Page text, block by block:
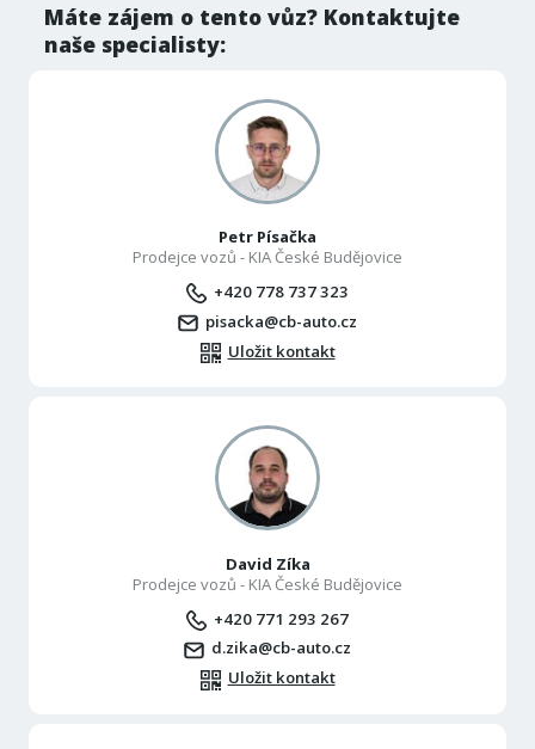
Máte zájem o tento vůz? Kontaktujte
naše specialisty:
Petr Písačka
Prodejce vozů - KIA České Budějovice
+420 778 737 323
pisacka@cb-auto.cz
Uložit kontakt
David Zíka
Prodejce vozů - KIA České Budějovice
+420 771 293 267
d.zika@cb-auto.cz
Uložit kontakt